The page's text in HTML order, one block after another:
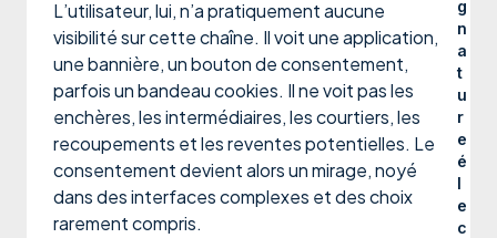
L’utilisateur, lui, n’a pratiquement aucune
visibilité sur cette chaîne. Il voit une application,
une bannière, un bouton de consentement,
parfois un bandeau cookies. Il ne voit pas les
enchères, les intermédiaires, les courtiers, les
recoupements et les reventes potentielles. Le
consentement devient alors un mirage, noyé
dans des interfaces complexes et des choix
rarement compris.
g
n
a
t
u
r
e
é
l
e
c